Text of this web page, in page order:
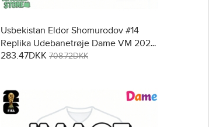
Usbekistan Eldor Shomurodov #14
Replika Udebanetrøje Dame VM 2026
Kortærmet
283.47DKK 708.72DKK